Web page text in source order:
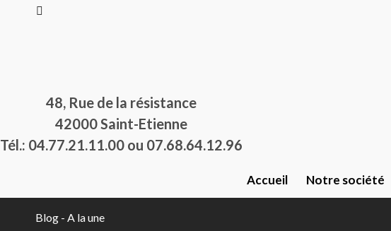
Accueil Notre société
48, Rue de la résistance
42000 Saint-Etienne
Tél.: 04.77.21.11.00 ou 07.68.64.12.96
Blog - A la une